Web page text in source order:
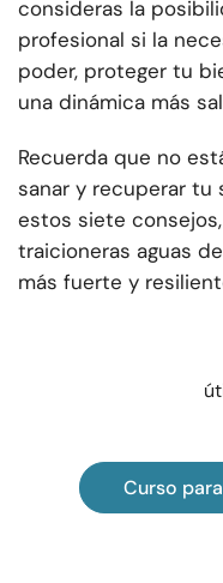
consideras la
profesional si la
poder, proteger tu
una dinámica más
Recuerda que no
sanar y recuperar tu
estos siete
traicioneras aguas
más fuerte y
Curso